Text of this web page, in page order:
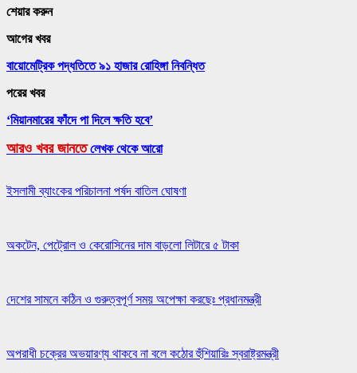
শেয়ার করুন
আগের খবর
বায়োমেট্রিক পদ্ধতিতে ৯১ হাজার রোহিঙ্গা নিবন্ধিত
পরের খবর
‘মিয়ানমারের ফাঁদে পা দিলে ক্ষতি হবে’
আরও খবর জানতে লেখক থেকে আরো
ইসলামী ব্যাংকের পরিচালনা পর্ষদ বাতিল ঘোষণা
অকটেন, পেট্রোল ও কেরোসিনের দাম বাড়লো লিটারে ৫ টাকা
দেশের সামনে কঠিন ও গুরুত্বপূর্ণ সময় অপেক্ষা করছেঃ প্রধানমন্ত্রী
অপরাধী চক্রের অভয়ারণ্য থাকবে না বলে কঠোর হুঁশিয়ারিঃ স্বরাষ্ট্রমন্ত্রী